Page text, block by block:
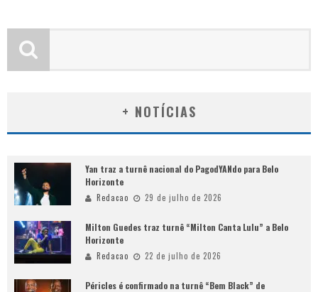
+ NOTÍCIAS
Yan traz a turnê nacional do PagodYANdo para Belo
Horizonte
Redacao 29 de julho de 2026
Milton Guedes traz turnê “Milton Canta Lulu” a Belo
Horizonte
Redacao 22 de julho de 2026
Péricles é confirmado na turnê “Bem Black” de